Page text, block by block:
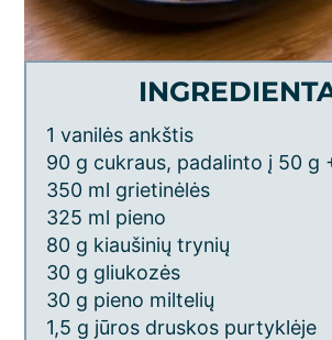
1 vanilės ankštis
90 g cukraus, padalinto į 50 g
350 ml grietinėlės
325 ml pieno
80 g kiaušinių trynių
30 g gliukozės
30 g pieno miltelių
1,5 g jūros druskos purtyklėje